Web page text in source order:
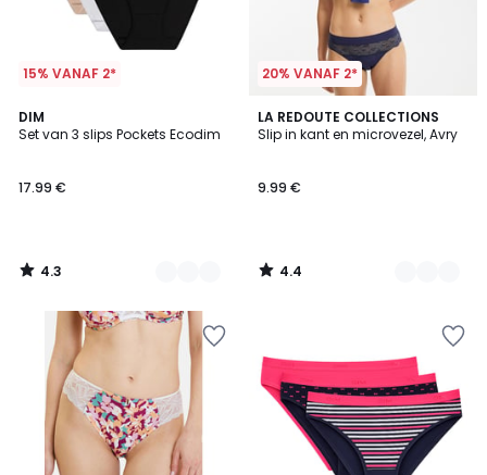
15% VANAF 2*
DIM
Set van 3 slips Pockets Ecodim
17.99 €
4.3
/ 5
5
Kleuren
4.3
/
20% VANAF 2*
LA REDOUTE COLLECTIONS
Slip in kant en microvezel, Avry
9.99 €
4.4
/ 5
3
Kleuren
4.4
/